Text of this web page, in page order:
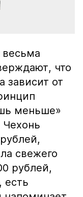
что
зависит от
меньше»
Чехонь
свежего
рублей,
есть